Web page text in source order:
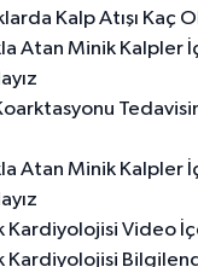
Kalp Atışı Kaç
Atan Minik Kalpler
Atan Minik Kalpler
Kardiyolojisi Video
Kardiyolojisi